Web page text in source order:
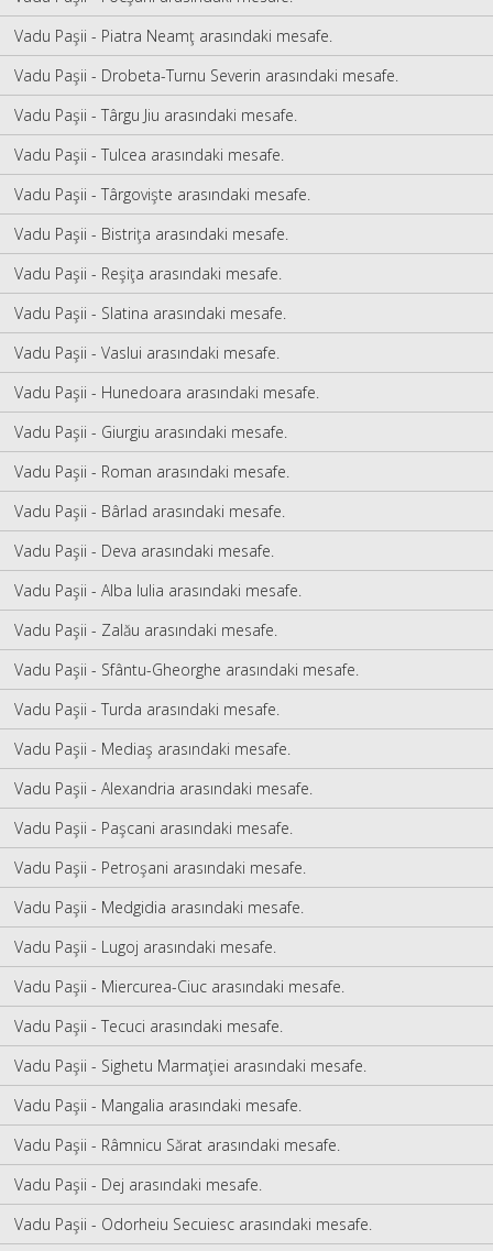
Vadu Paşii - Piatra Neamţ arasındaki mesafe.
Vadu Paşii - Drobeta-Turnu Severin arasındaki mesafe.
Vadu Paşii - Târgu Jiu arasındaki mesafe.
Vadu Paşii - Tulcea arasındaki mesafe.
Vadu Paşii - Târgovişte arasındaki mesafe.
Vadu Paşii - Bistriţa arasındaki mesafe.
Vadu Paşii - Reşiţa arasındaki mesafe.
Vadu Paşii - Slatina arasındaki mesafe.
Vadu Paşii - Vaslui arasındaki mesafe.
Vadu Paşii - Hunedoara arasındaki mesafe.
Vadu Paşii - Giurgiu arasındaki mesafe.
Vadu Paşii - Roman arasındaki mesafe.
Vadu Paşii - Bârlad arasındaki mesafe.
Vadu Paşii - Deva arasındaki mesafe.
Vadu Paşii - Alba Iulia arasındaki mesafe.
Vadu Paşii - Zalău arasındaki mesafe.
Vadu Paşii - Sfântu-Gheorghe arasındaki mesafe.
Vadu Paşii - Turda arasındaki mesafe.
Vadu Paşii - Mediaş arasındaki mesafe.
Vadu Paşii - Alexandria arasındaki mesafe.
Vadu Paşii - Paşcani arasındaki mesafe.
Vadu Paşii - Petroşani arasındaki mesafe.
Vadu Paşii - Medgidia arasındaki mesafe.
Vadu Paşii - Lugoj arasındaki mesafe.
Vadu Paşii - Miercurea-Ciuc arasındaki mesafe.
Vadu Paşii - Tecuci arasındaki mesafe.
Vadu Paşii - Sighetu Marmaţiei arasındaki mesafe.
Vadu Paşii - Mangalia arasındaki mesafe.
Vadu Paşii - Râmnicu Sărat arasındaki mesafe.
Vadu Paşii - Dej arasındaki mesafe.
Vadu Paşii - Odorheiu Secuiesc arasındaki mesafe.